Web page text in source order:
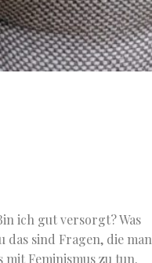
ich gut versorgt? Was
das sind Fragen, die man
Feminismus zu tun.